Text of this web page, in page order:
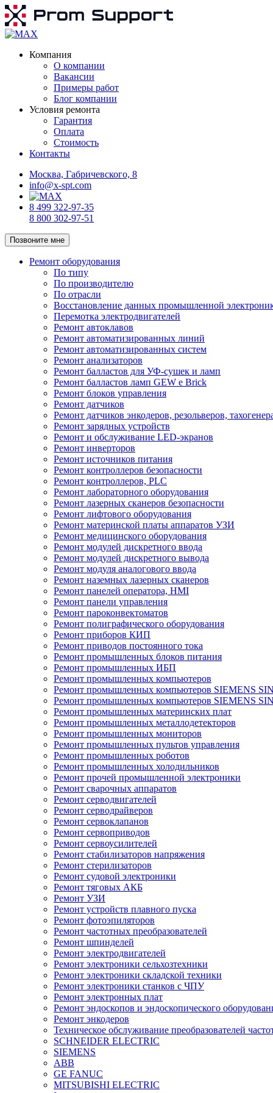
Компания
О компании
Вакансии
Примеры работ
Блог компании
Условия ремонта
Гарантия
Оплата
Стоимость
Контакты
Москва, Габричевского, 8
info@x-spt.com
8 499 322-97-35
8 800 302-97-51
Позвоните мне
Ремонт оборудования
По типу
По производителю
По отрасли
Восстановление данных промышленной
Перемотка электродвигателей
Ремонт автоклавов
Ремонт автоматизированных линий
Ремонт автоматизированных систем
Ремонт анализаторов
Ремонт балластов для УФ-сушек и ламп
Ремонт балластов ламп GEW e Brick
Ремонт блоков управления
Ремонт датчиков
Ремонт датчиков энкодеров, резольверов,
Ремонт зарядных устройств
Ремонт и обслуживание LED-экранов
Ремонт инверторов
Ремонт источников питания
Ремонт контроллеров безопасности
Ремонт контроллеров, PLC
Ремонт лабораторного оборудования
Ремонт лазерных сканеров безопасности
Ремонт лифтового оборудования
Ремонт материнской платы аппаратов УЗИ
Ремонт медицинского оборудования
Ремонт модулей дискретного ввода
Ремонт модулей дискретного вывода
Ремонт модуля аналогового ввода
Ремонт наземных лазерных сканеров
Ремонт панелей оператора, HMI
Ремонт панели управления
Ремонт пароконвектоматов
Ремонт полиграфического оборудования
Ремонт приборов КИП
Ремонт приводов постоянного тока
Ремонт промышленных блоков питания
Ремонт промышленных ИБП
Ремонт промышленных компьютеров
Ремонт промышленных компьютеров SIEMENS
Ремонт промышленных компьютеров SIEMENS
Ремонт промышленных материнских плат
Ремонт промышленных металлодетекторов
Ремонт промышленных мониторов
Ремонт промышленных пультов управления
Ремонт промышленных роботов
Ремонт промышленных холодильников
Ремонт прочей промышленной электроники
Ремонт сварочных аппаратов
Ремонт серводвигателей
Ремонт серводрайверов
Ремонт сервоклапанов
Ремонт сервоприводов
Ремонт сервоусилителей
Ремонт стабилизаторов напряжения
Ремонт стерилизаторов
Ремонт судовой электроники
Ремонт тяговых АКБ
Ремонт УЗИ
Ремонт устройств плавного пуска
Ремонт фотоэпиляторов
Ремонт частотных преобразователей
Ремонт шпинделей
Ремонт электродвигателей
Ремонт электроники сельхозтехники
Ремонт электроники складской техники
Ремонт электроники станков с ЧПУ
Ремонт электронных плат
Ремонт эндоскопов и эндоскопического
Ремонт энкодеров
Техническое обслуживание преобразователей
SCHNEIDER ELECTRIC
SIEMENS
ABB
GE FANUC
MITSUBISHI ELECTRIC